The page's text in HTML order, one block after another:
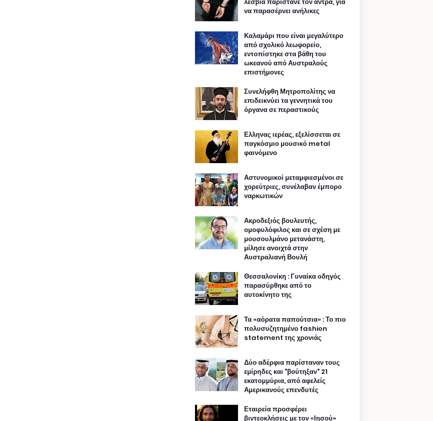
να παρασέρνει ανήλικες
Καλαμάρι που είναι μεγαλύτερο
από σχολικό λεωφορείο,
εντοπίστηκε στα βάθη του
ωκεανού από Αυστραλούς
επιστήμονες
Συνελήφθη Μητροπολίτης να
επιδεικνύει τα γεννητικά του
όργανα σε περαστικούς
Ελληνας ιερέας, εξελίσσεται σε
παγκόσμιο μουσικό metal
φαινόμενο
Αστυνομικοί μεταμφιεσμένοι σε
χορεύτριες, συνέλαβαν έμπορο
ναρκωτικών
Ακροδεξιός βουλευτής,
ομοφυλόφιλος και σε σχέση με
μουσουλμάνο μετανάστη,
μίλησε ανοιχτά στην
Αυστραλιανή Βουλή
Θεσσαλονίκη : Γυναίκα οδηγός
παρασύρθηκε από το
αυτοκίνητο της
Τα «αόρατα παπούτσια» : Το πιο
πολυσυζητημένο fashion
statement της χρονιάς
Δύο αδέρφια παρίσταναν τους
εμίρηδες και "βούτηξαν" 21
εκατομμύρια, από αφελείς
Αμερικανούς επενδυτές
Εταιρεία προσφέρει
βιντεοκλήσεις με τον «Ιησού»